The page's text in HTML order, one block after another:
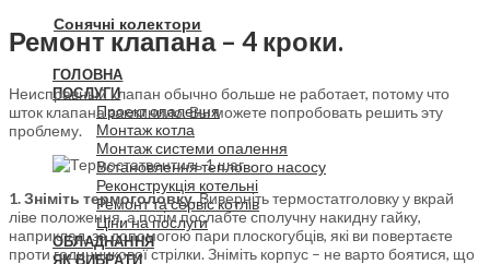
Сонячні колектори
ГОЛОВНА
ПОСЛУГИ
Проект опалення
Монтаж котла
Монтаж системи опалення
Встановлення теплового насосу
Реконструкція котельні
Ремонт та сервіс котлів
Ціни на послуги
ОБЛАДНАННЯ
ЯК ВИБРАТИ
Ремонт клапана – 4 кроки.
Неисправный клапан обычно больше не работает, потому что
шток клапана заклинило. Вы можете попробовать решить эту
проблему.
1. Зніміть термоголовку.Виверніть термостатголовку у вкрай
ліве положення, а потім послабте сполучну накидну гайку,
наприклад, за допомогою пари плоскогубців, які ви повертаєте
проти годинникової стрілки. Зніміть корпус – не варто боятися, що